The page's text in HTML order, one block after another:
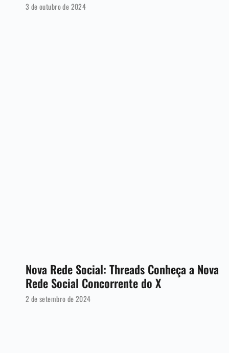
3 de outubro de 2024
Nova Rede Social: Threads Conheça a Nova
Rede Social Concorrente do X
2 de setembro de 2024